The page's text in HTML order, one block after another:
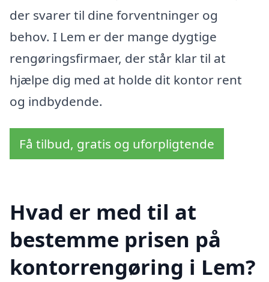
der svarer til dine forventninger og
behov. I Lem er der mange dygtige
rengøringsfirmaer, der står klar til at
hjælpe dig med at holde dit kontor rent
og indbydende.
Få tilbud, gratis og uforpligtende
Hvad er med til at
bestemme prisen på
kontorrengøring i Lem?